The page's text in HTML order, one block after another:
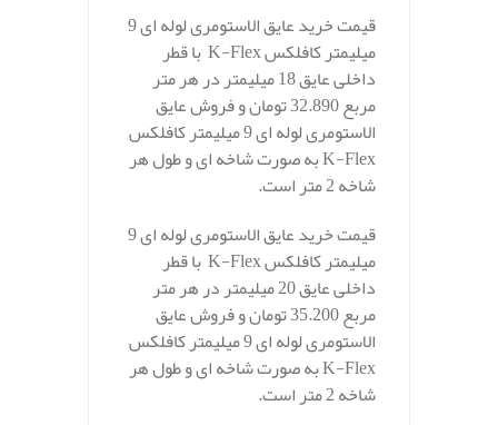
قیمت خرید عایق الاستومری لوله ای 9
میلیمتر کافلکس K-Flex با قطر
داخلی عایق 18 میلیمتر در هر متر
مربع 32.890 تومان و فروش عایق
الاستومری لوله ای 9 میلیمتر کافلکس
K-Flex به صورت شاخه ای و طول هر
شاخه 2 متر است.
قیمت خرید عایق الاستومری لوله ای 9
میلیمتر کافلکس K-Flex با قطر
داخلی عایق 20 میلیمتر در هر متر
مربع 35.200 تومان و فروش عایق
الاستومری لوله ای 9 میلیمتر کافلکس
K-Flex به صورت شاخه ای و طول هر
شاخه 2 متر است.